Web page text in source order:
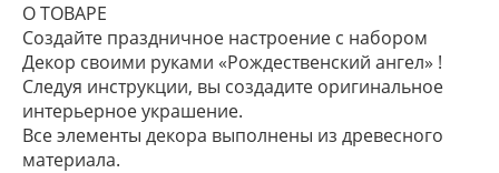
О ТОВАРЕ
Создайте праздничное настроение с набором
Декор своими руками «Рождественский ангел» !
Следуя инструкции, вы создадите оригинальное
интерьерное украшение.
Все элементы декора выполнены из древесного
материала.